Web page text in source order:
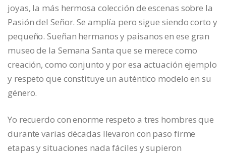
joyas, la más hermosa colección de escenas sobre la
Pasión del Señor. Se amplía pero sigue siendo corto y
pequeño. Sueñan hermanos y paisanos en ese gran
museo de la Semana Santa que se merece como
creación, como conjunto y por esa actuación ejemplo
y respeto que constituye un auténtico modelo en su
género.
Yo recuerdo con enorme respeto a tres hombres que
durante varias décadas llevaron con paso firme
etapas y situaciones nada fáciles y supieron